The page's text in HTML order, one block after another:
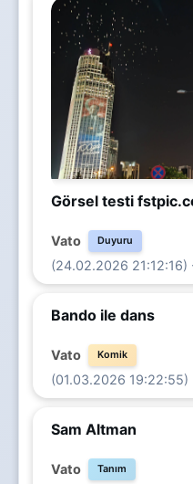
Görsel testi
Vato Duyuru
(24.02.2026 21:12:16)
Bando ile dans
Vato Komik
(01.03.2026
Sam Altman
Vato Tanım